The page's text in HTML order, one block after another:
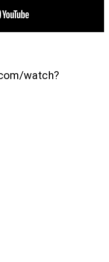
watch?